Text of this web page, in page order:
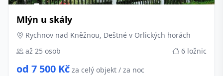
Mlýn u skály
Rychnov nad Kněžnou, Deštné v Orlických horách
až 25 osob
6 ložnic
od 7 500 Kč za celý objekt / za noc